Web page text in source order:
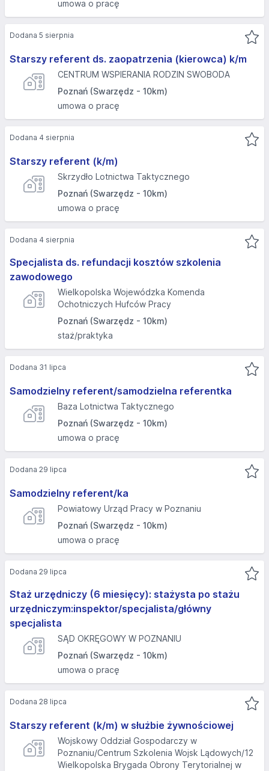
umowa o pracę
Starszy referent ds. zaopatrzenia (kierowca) k/m
CENTRUM WSPIERANIA RODZIN SWOBODA
Poznań (Swarzędz - 10km)
umowa o pracę
Dodana 5 sierpnia
Starszy referent (k/m)
Skrzydło Lotnictwa Taktycznego
Poznań (Swarzędz - 10km)
umowa o pracę
Dodana 4 sierpnia
Specjalista ds. refundacji kosztów szkolenia
zawodowego
Wielkopolska Wojewódzka Komenda
Ochotniczych Hufców Pracy
Poznań (Swarzędz - 10km)
staż/praktyka
Dodana 4 sierpnia
Samodzielny referent/samodzielna referentka
Baza Lotnictwa Taktycznego
Poznań (Swarzędz - 10km)
umowa o pracę
Dodana 31 lipca
Samodzielny referent/ka
Powiatowy Urząd Pracy w Poznaniu
Poznań (Swarzędz - 10km)
umowa o pracę
Dodana 29 lipca
Staż urzędniczy (6 miesięcy): stażysta po stażu
urzędniczym:inspektor/specjalista/główny
specjalista
SĄD OKRĘGOWY W POZNANIU
Poznań (Swarzędz - 10km)
umowa o pracę
Dodana 29 lipca
Starszy referent (k/m) w służbie żywnościowej
Wojskowy Oddział Gospodarczy w
Poznaniu/Centrum Szkolenia Wojsk Lądowych/12
Wielkopolska Brygada Obrony Terytorialnej w
Dodana 28 lipca